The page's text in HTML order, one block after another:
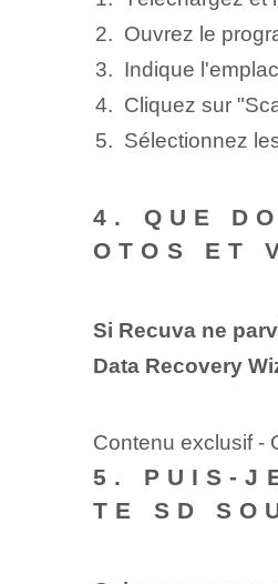
Ouvrez le
Indique
Cliquez sur
Sélectionnez
4. QUE
OTOS ET
Si Recuva ne
Data Recovery
Contenu exclusif -
5. PUIS-
TE SD